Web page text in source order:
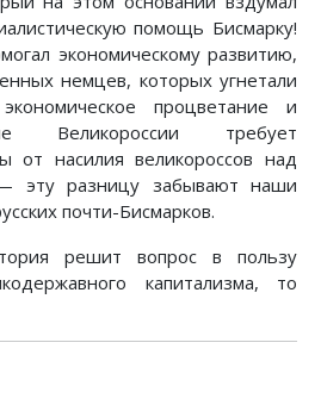
помощь Бисмарку!
экономическому развитию,
немцев, которых угнетали
процветание и
Великороссии требует
от насилия великороссов над
эту разницу забывают наши
почти-Бисмарков.
решит вопрос в пользу
капитализма, то